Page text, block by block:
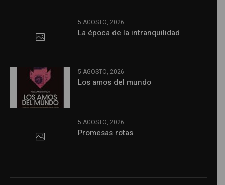
5 AGOSTO, 2026
La época de la intranquilidad
5 AGOSTO, 2026
Los amos del mundo
5 AGOSTO, 2026
Promesas rotas